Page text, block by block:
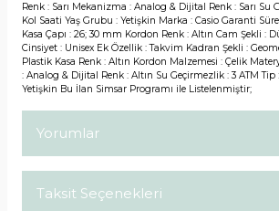
Renk : Sarı Mekanizma : Analog & Dijital Renk : Sarı Su
Kol Saati Yaş Grubu : Yetişkin Marka : Casio Garanti
Kasa Çapı : 26; 30 mm Kordon Renk : Altın Cam Şekli :
Cinsiyet : Unisex Ek Özellik : Takvim Kadran Şekli :
Plastik Kasa Renk : Altın Kordon Malzemesi : Çelik
: Analog & Dijital Renk : Altın Su Geçirmezlik : 3 ATM Tip
Yetişkin Bu İlan Simsar Programı ile Listelenmiştir;
Yorumlar
Taksit Seçenekleri